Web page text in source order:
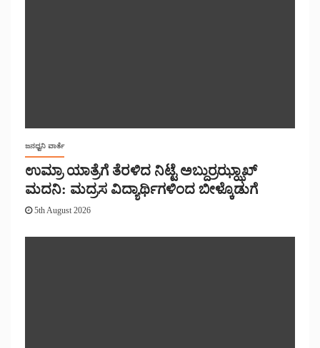
ಜನಧ್ವನಿ ವಾರ್ತೆ
ಉಮ್ರಾ ಯಾತ್ರೆಗೆ ತೆರಳಿದ ನಿಟ್ಟೆ ಅಬ್ದುರ್ರಝ್ಝಾಖ್
ಮದನಿ: ಮದ್ರಸ ವಿದ್ಯಾರ್ಥಿಗಳಿಂದ ಬೀಳ್ಕೊಡುಗೆ
5th August 2026